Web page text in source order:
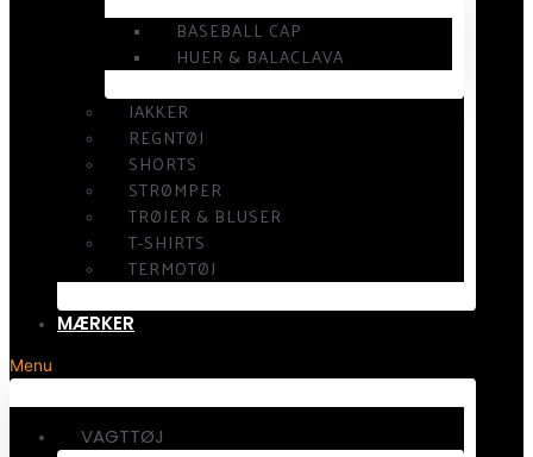
BASEBALL CAP
HUER & BALACLAVA
JAKKER
REGNTØJ
SHORTS
STRØMPER
TRØJER & BLUSER
T-SHIRTS
TERMOTØJ
MÆRKER
Menu
VAGTTØJ